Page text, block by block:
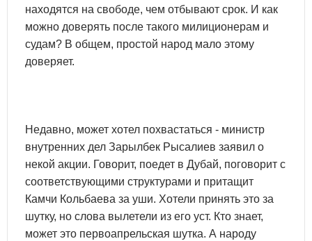
находятся на свободе, чем отбывают срок. И как
можно доверять после такого милиционерам и
судам? В общем, простой народ мало этому
доверяет.
Недавно, может хотел похвастаться - министр
внутренних дел Зарылбек Рысалиев заявил о
некой акции. Говорит, поедет в Дубай, поговорит с
соответствующими структурами и притащит
Камчи Кольбаева за уши. Хотели принять это за
шутку, но слова вылетели из его уст. Кто знает,
может это первоапрельская шутка. А народу